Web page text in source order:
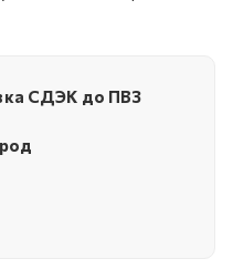
СДЭК до ПВЗ